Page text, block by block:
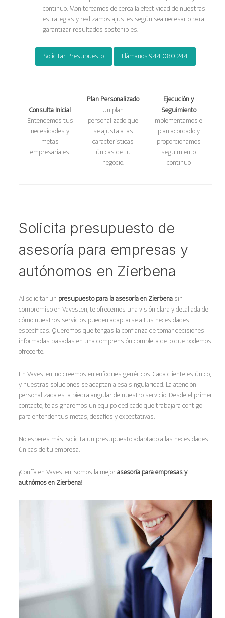
continuo. Monitoreamos de cerca la efectividad de nuestras
estrategias y realizamos ajustes según sea necesario para
garantizar resultados sostenibles.
Solicitar Presupuesto Llámanos 944 080 244
Consulta Inicial
Entendemos tus
necesidades y
metas
empresariales.
Plan Personalizado
Un plan
personalizado que
se ajusta a las
características
únicas de tu
negocio.
Ejecución y
Seguimiento
Implementamos el
plan acordado y
proporcionamos
seguimiento
continuo
Solicita presupuesto de
asesoría para empresas y
autónomos en Zierbena
Al solicitar un presupuesto para la asesoría en Zierbenasin
compromiso en Vavesten, te ofrecemos una visión clara y detallada de
cómo nuestros servicios pueden adaptarse a tus necesidades
específicas. Queremos que tengas la confianza de tomar decisiones
informadas basadas en una comprensión completa de lo que podemos
ofrecerte.
En Vavesten, no creemos en enfoques genéricos. Cada cliente es único,
y nuestras soluciones se adaptan a esa singularidad. La atención
personalizada es la piedra angular de nuestro servicio. Desde el primer
contacto, te asignaremos un equipo dedicado que trabajará contigo
para entender tus metas, desafíos y expectativas.
No esperes más, solicita un presupuesto adaptado a las necesidades
únicas de tu empresa.
¡Confía en Vavesten, somos la mejorasesoría para empresas y
autnómos en Zierbena!